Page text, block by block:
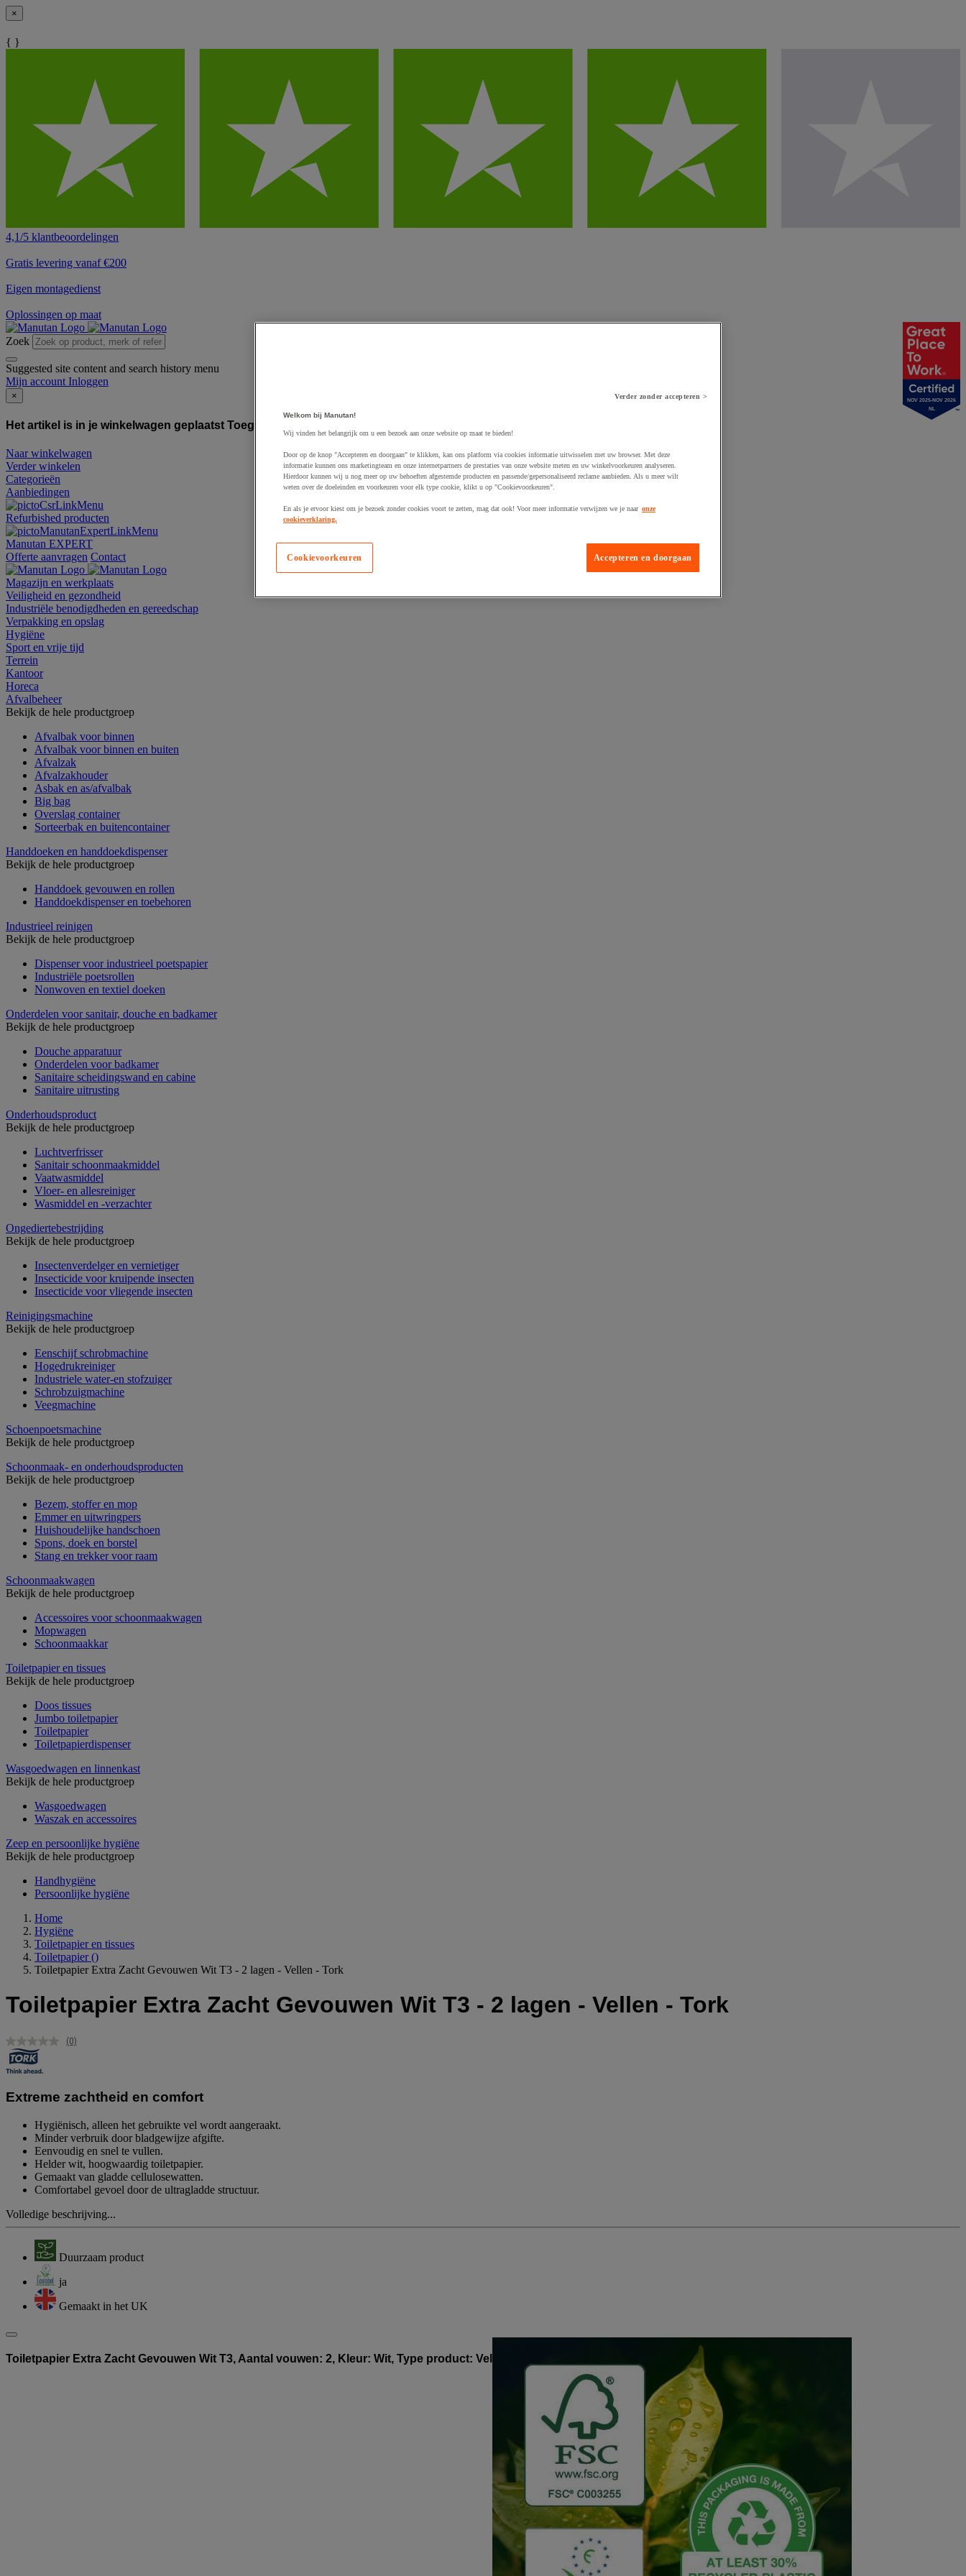
×
{ }
4,1/5 klantbeoordelingen
Gratis levering vanaf €200
Eigen montagedienst
Oplossingen op maat
Zoek
Suggested site content and search history menu
Mijn account Inloggen
×
Het artikel is in je winkelwagen geplaatst Toegevoegd aan winkelwagen
Naar winkelwagen
Verder winkelen
Categorieën
Aanbiedingen
Refurbished producten
Manutan EXPERT
Offerte aanvragen Contact
Magazijn en werkplaats
Veiligheid en gezondheid
Industriële benodigdheden en gereedschap
Verpakking en opslag
Hygiëne
Sport en vrije tijd
Terrein
Kantoor
Horeca
Afvalbeheer
Bekijk de hele productgroep
Afvalbak voor binnen
Afvalbak voor binnen en buiten
Afvalzak
Afvalzakhouder
Asbak en as/afvalbak
Big bag
Overslag container
Sorteerbak en buitencontainer
Handdoeken en handdoekdispenser
Bekijk de hele productgroep
Handdoek gevouwen en rollen
Handdoekdispenser en toebehoren
Industrieel reinigen
Bekijk de hele productgroep
Dispenser voor industrieel poetspapier
Industriële poetsrollen
Nonwoven en textiel doeken
Onderdelen voor sanitair, douche en badkamer
Bekijk de hele productgroep
Douche apparatuur
Onderdelen voor badkamer
Sanitaire scheidingswand en cabine
Sanitaire uitrusting
Onderhoudsproduct
Bekijk de hele productgroep
Luchtverfrisser
Sanitair schoonmaakmiddel
Vaatwasmiddel
Vloer- en allesreiniger
Wasmiddel en -verzachter
Ongediertebestrijding
Bekijk de hele productgroep
Insectenverdelger en vernietiger
Insecticide voor kruipende insecten
Insecticide voor vliegende insecten
Reinigingsmachine
Bekijk de hele productgroep
Eenschijf schrobmachine
Hogedrukreiniger
Industriele water-en stofzuiger
Schrobzuigmachine
Veegmachine
Schoenpoetsmachine
Bekijk de hele productgroep
Schoonmaak- en onderhoudsproducten
Bekijk de hele productgroep
Bezem, stoffer en mop
Emmer en uitwringpers
Huishoudelijke handschoen
Spons, doek en borstel
Stang en trekker voor raam
Schoonmaakwagen
Bekijk de hele productgroep
Accessoires voor schoonmaakwagen
Mopwagen
Schoonmaakkar
Toiletpapier en tissues
Bekijk de hele productgroep
Doos tissues
Jumbo toiletpapier
Toiletpapier
Toiletpapierdispenser
Wasgoedwagen en linnenkast
Bekijk de hele productgroep
Wasgoedwagen
Waszak en accessoires
Zeep en persoonlijke hygiëne
Bekijk de hele productgroep
Handhygiëne
Persoonlijke hygiëne
Home
Hygiëne
Toiletpapier en tissues
Toiletpapier ()
Toiletpapier Extra Zacht Gevouwen Wit T3 - 2 lagen - Vellen - Tork
Toiletpapier Extra Zacht Gevouwen Wit T3 - 2 lagen - Vellen - Tork
Geen
(0)
Extreme zachtheid en comfort
Hygiënisch, alleen het gebruikte vel wordt aangeraakt.
Minder verbruik door bladgewijze afgifte.
Eenvoudig en snel te vullen.
Helder wit, hoogwaardig toiletpapier.
Gemaakt van gladde cellulosewatten.
Comfortabel gevoel door de ultragladde structuur.
Volledige beschrijving...
Duurzaam product
ja
Gemaakt in het UK
Toiletpapier Extra Zacht Gevouwen Wit T3, Aantal vouwen: 2, Kleur: Wit, Type product: Vel
NOV 2025-NOV 2026
NL
Verder zonder accepteren >
Welkom bij Manutan!
Wij vinden het belangrijk om u een bezoek aan onze website op maat te bieden!
Door op de knop "Accepteren en doorgaan" te klikken, kan ons platform via cookies informatie uitwisselen met uw browser. Met deze
informatie kunnen ons marketingteam en onze internetpartners de prestaties van onze website meten en uw winkelvoorkeuren analyseren.
Hierdoor kunnen wij u nog meer op uw behoeften afgestemde producten en passende/gepersonaliseerd reclame aanbieden. Als u meer wilt
weten over de doeleinden en voorkeuren voor elk type cookie, klikt u op "Cookievoorkeuren".
En als je ervoor kiest om je bezoek zonder cookies voort te zetten, mag dat ook! Voor meer informatie verwijzen we je naar onze
cookieverklaring.
Accepteren en doorgaan
Cookievoorkeuren